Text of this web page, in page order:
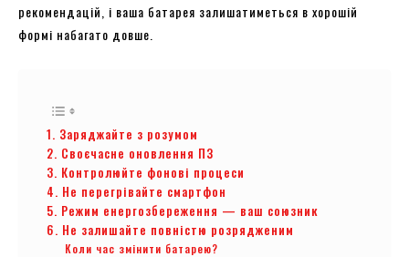
рекомендацій, і ваша батарея залишатиметься в хорошій
формі набагато довше.
1. Заряджайте з розумом
2. Своєчасне оновлення ПЗ
3. Контролюйте фонові процеси
4. Не перегрівайте смартфон
5. Режим енергозбереження — ваш союзник
6. Не залишайте повністю розрядженим
Коли час змінити батарею?